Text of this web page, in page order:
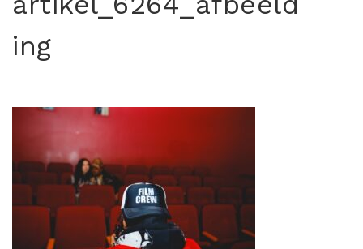
Misdaad
Musical
ing